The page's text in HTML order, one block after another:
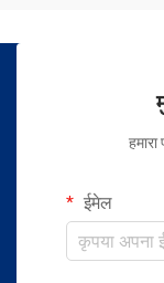
ईमेल